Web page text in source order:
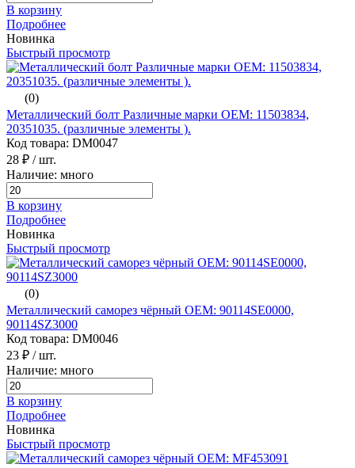
В корзину
Подробнее
Новинка
Быстрый просмотр
(0)
Металлический болт Различные марки ОЕМ: 11503834,
20351035. (различные элементы ).
Код товара: DM0047
28 ₽ / шт.
Наличие: много
В корзину
Подробнее
Новинка
Быстрый просмотр
(0)
Металлический саморез чёрный ОЕМ: 90114SE0000,
90114SZ3000
Код товара: DM0046
23 ₽ / шт.
Наличие: много
В корзину
Подробнее
Новинка
Быстрый просмотр